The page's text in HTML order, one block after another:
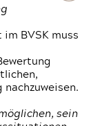
BVSK muss
sein